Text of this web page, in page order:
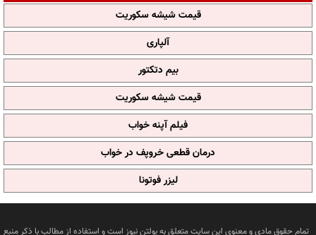
قیمت شیشه سکوریت
آلپاری
بیم دتکتور
قیمت شیشه سکوریت
فیلم آپنه خواب
درمان قطعی خروپف در خواب
لیزر فوتونا
تمام حقوق مادی و معنوی این سایت متعلق به بولتن نیوز است و استفاده از مطالب با ذکر منبع